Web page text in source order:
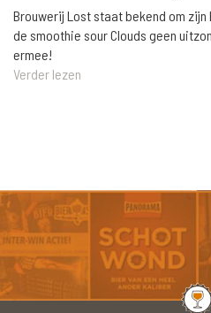
Brouwerij Lost staat bekend om
de smoothie sour Clouds geen
ermee!
Verder lezen